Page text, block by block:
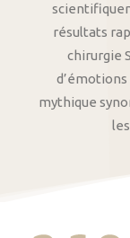
résultats
chirurgie
mythique